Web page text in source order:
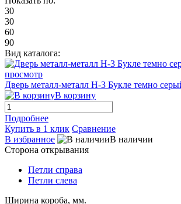
30
30
60
90
Вид каталога:
просмотр
Дверь металл-металл Н-3 Букле темно
В корзину
Подробнее
Купить в 1 клик Сравнение
В избранное
В наличии
Сторона открывания
Петли справа
Петли слева
Ширина короба, мм.